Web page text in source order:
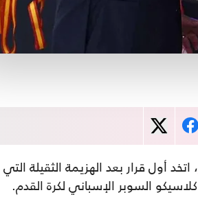
، اتخد أول قرار بعد الهزيمة الثقيلة التي